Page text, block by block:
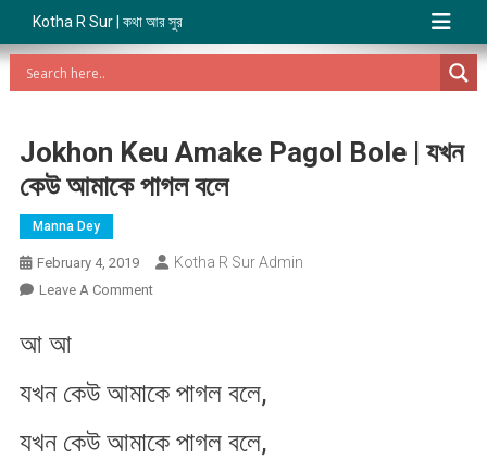
Kotha R Sur | কথা আর সুর
Jokhon Keu Amake Pagol Bole | যখন
কেউ আমাকে পাগল বলে
Manna Dey
February 4, 2019 Kotha R Sur Admin
Leave A CommentOn
Pagol
|
আ আ
যখন কেউ আমাকে পাগল বলে,
যখন কেউ আমাকে পাগল বলে,